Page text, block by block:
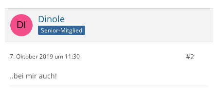
Dinole
Senior-Mitglied
7. Oktober 2019 um 11:30 #2
..bei mir auch!